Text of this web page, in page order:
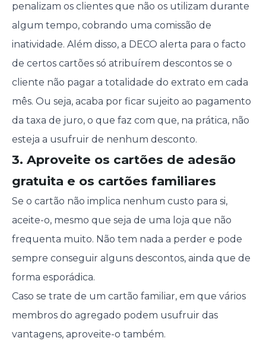
penalizam os clientes que não os utilizam durante
algum tempo, cobrando uma comissão de
inatividade. Além disso, a DECO alerta para o facto
de certos cartões só atribuírem descontos se o
cliente não pagar a totalidade do extrato em cada
mês. Ou seja, acaba por ficar sujeito ao pagamento
da taxa de juro, o que faz com que, na prática, não
esteja a usufruir de nenhum desconto.
3. Aproveite os cartões de adesão
gratuita e os cartões familiares
Se o cartão não implica nenhum custo para si,
aceite-o, mesmo que seja de uma loja que não
frequenta muito. Não tem nada a perder e pode
sempre conseguir alguns descontos, ainda que de
forma esporádica.
Caso se trate de um cartão familiar, em que vários
membros do agregado podem usufruir das
vantagens, aproveite-o também.